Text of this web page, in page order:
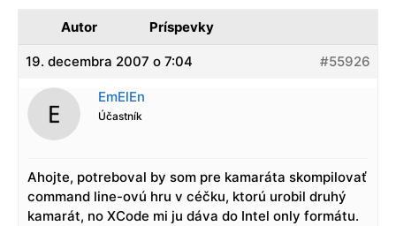
Autor Príspevky
19. decembra 2007 o 7:04 #55926
EmElEn
Účastník
Ahojte, potreboval by som pre kamaráta skompilovať
command line-ovú hru v céčku, ktorú urobil druhý
kamarát, no XCode mi ju dáva do Intel only formátu.